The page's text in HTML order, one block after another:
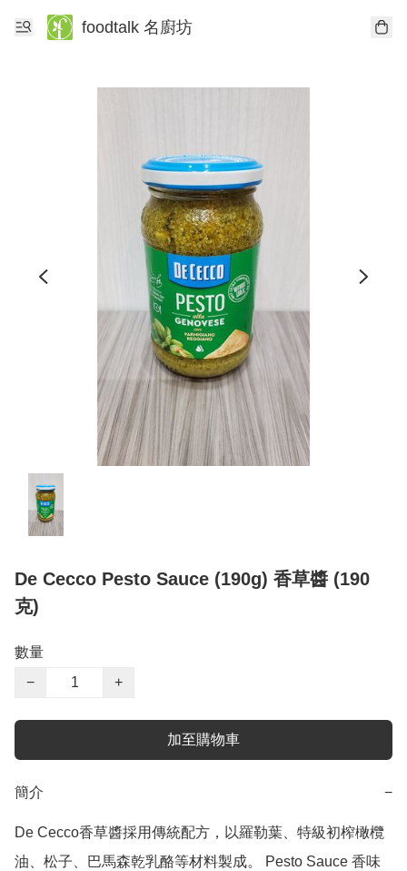
foodtalk 名廚坊
De Cecco Pesto Sauce (190g) 香草醬 (190
克)
數量
−
+
加至購物車
簡介 −
De Cecco香草醬採用傳統配方，以羅勒葉、特級初榨橄欖
油、松子、巴馬森乾乳酪等材料製成。 Pesto Sauce 香味